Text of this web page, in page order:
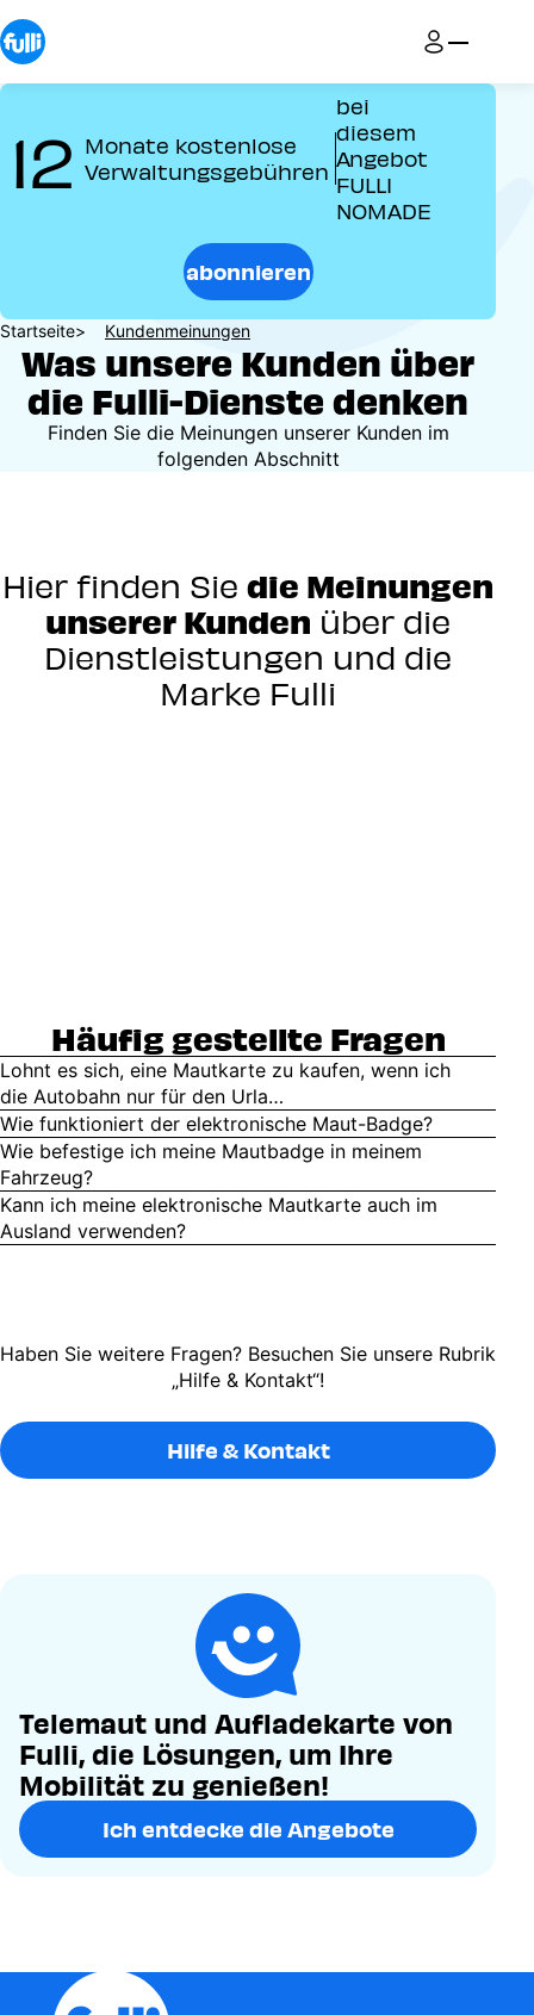
Direkt
zum
Inhalt
12 Monate kostenlose
Verwaltungsgebühren
bei
diesem
Angebot
FULLI
NOMADE
abonnieren
Pfadnavigation
Startseite Kundenmeinungen
Was unsere Kunden über
die Fulli-Dienste denken
Finden Sie die Meinungen unserer Kunden im
folgenden Abschnitt
Hier finden Sie die Meinungen
unserer Kunden über die
Dienstleistungen und die
Marke Fulli
Häufig gestellte Fragen
Lohnt es sich, eine Mautkarte zu kaufen, wenn ich
die Autobahn nur für den Urla…
Wie funktioniert der elektronische Maut-Badge?
Wie befestige ich meine Mautbadge in meinem
Fahrzeug?
Kann ich meine elektronische Mautkarte auch im
Ausland verwenden?
Haben Sie weitere Fragen? Besuchen Sie unsere Rubrik
„Hilfe & Kontakt“!
Hilfe & Kontakt
Telemaut und Aufladekarte von
Fulli, die Lösungen, um Ihre
Mobilität zu genießen!
Ich entdecke die Angebote